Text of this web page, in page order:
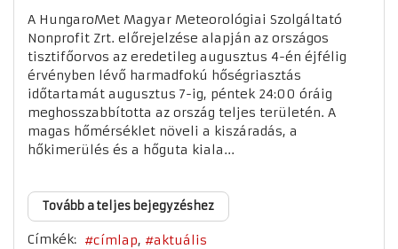
A HungaroMet Magyar Meteorológiai Szolgáltató
Nonprofit Zrt. előrejelzése alapján az országos
tisztifőorvos az eredetileg augusztus 4-én éjfélig
érvényben lévő harmadfokú hőségriasztás
időtartamát augusztus 7-ig, péntek 24:00 óráig
meghosszabbította az ország teljes területén. A
magas hőmérséklet növeli a kiszáradás, a
hőkimerülés és a hőguta kiala...
Tovább a teljes bejegyzéshez
Címkék: címlap aktuális